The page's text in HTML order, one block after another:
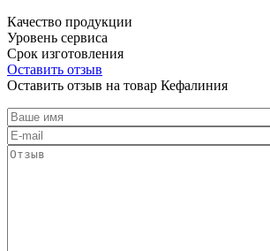
Качество продукции
Уровень сервиса
Срок изготовления
Оставить отзыв
Оставить отзыв на товар Кефалиния